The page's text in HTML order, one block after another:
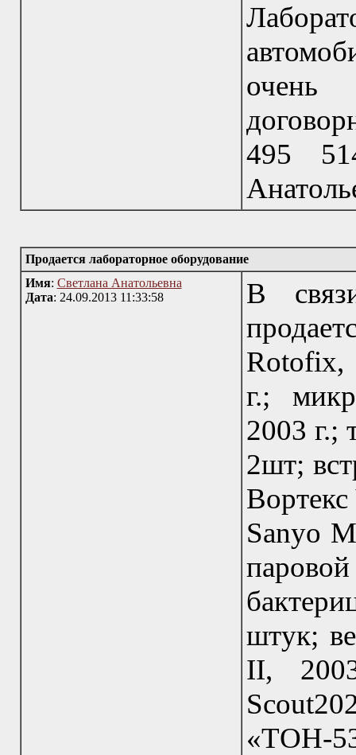
очень
495
Продается лабораторное оборудование
Имя: Светлана Анатольевна
Дата: 24.09.2013 11:33:58
В
Rotofix,
г.;
2003 г.;
2шт;
Sanyo
штук;
II,